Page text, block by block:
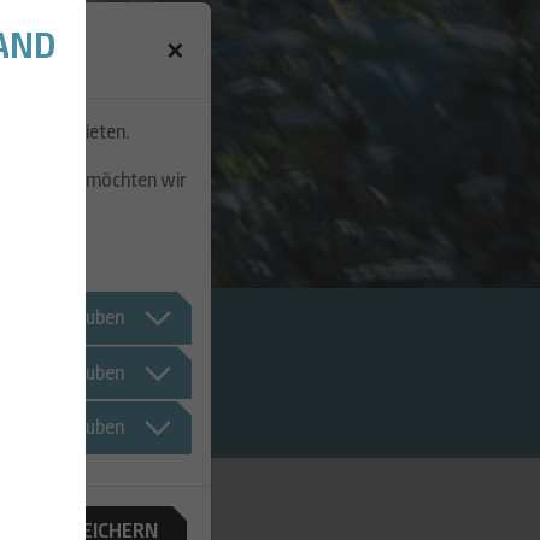
×
zu bieten.
werden, möchten wir
Dienst erlauben
Dienst erlauben
Dienst erlauben
SPEICHERN